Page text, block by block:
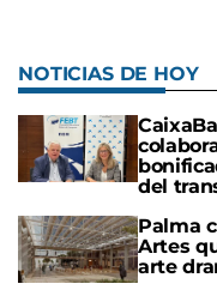
NOTICIAS DE HOY
del
Palma
Artes
arte